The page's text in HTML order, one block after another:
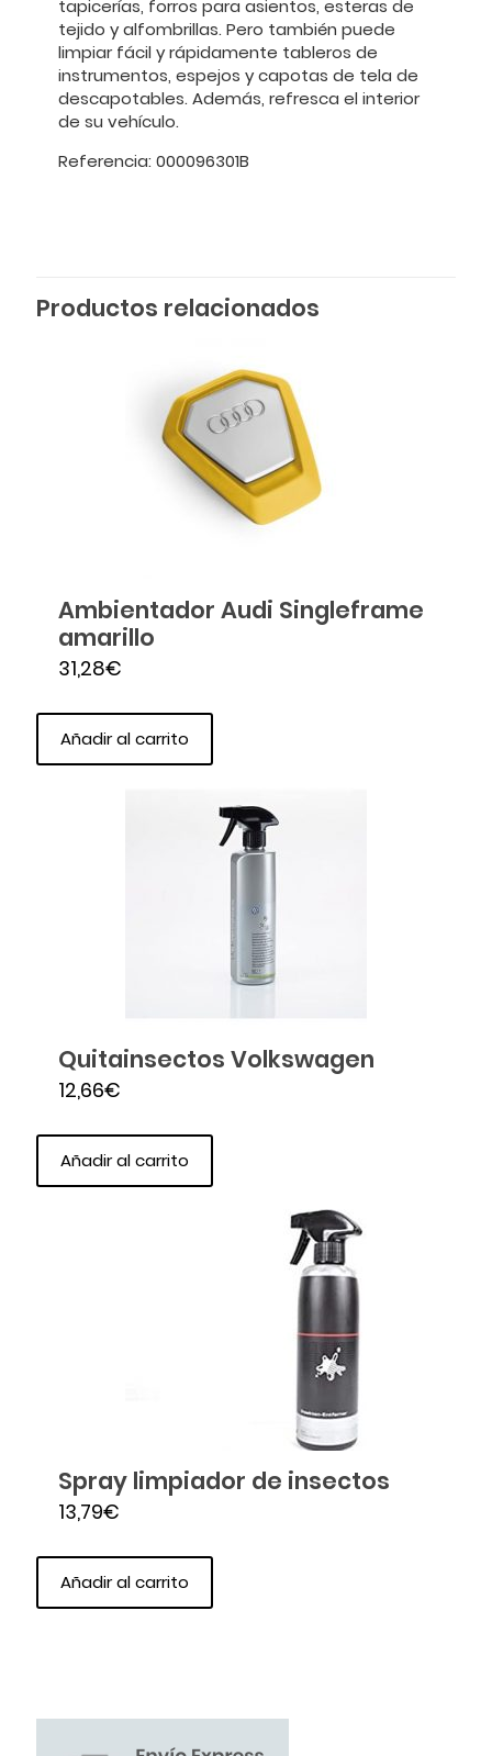
tapicerías, forros para asientos, esteras de
tejido y alfombrillas. Pero también puede
limpiar fácil y rápidamente tableros de
instrumentos, espejos y capotas de tela de
descapotables. Además, refresca el interior
de su vehículo.
Referencia: 000096301B
Productos relacionados
Ambientador Audi Singleframe
amarillo
31,28€
Añadir al carrito
Quitainsectos Volkswagen
12,66€
Añadir al carrito
Spray limpiador de insectos
13,79€
Añadir al carrito